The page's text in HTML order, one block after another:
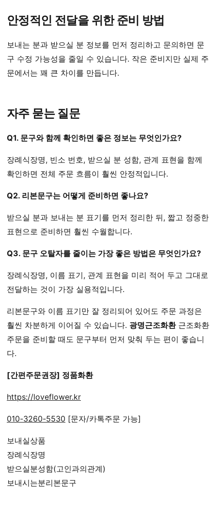
안정적인 전달을 위한 준비 방법
보내는 분과 받으실 분 정보를 먼저 정리하고 문의하면 문
구 수정 가능성을 줄일 수 있습니다. 작은 준비지만 실제 주
문에서는 꽤 큰 차이를 만듭니다.
자주 묻는 질문
Q1. 문구와 함께 확인하면 좋은 정보는 무엇인가요?
장례식장명, 빈소 번호, 받으실 분 성함, 관계 표현을 함께
확인하면 전체 주문 흐름이 훨씬 안정적입니다.
Q2. 리본문구는 어떻게 준비하면 좋나요?
받으실 분과 보내는 분 표기를 먼저 정리한 뒤, 짧고 정중한
표현으로 준비하면 훨씬 수월합니다.
Q3. 문구 오탈자를 줄이는 가장 좋은 방법은 무엇인가요?
장례식장명, 이름 표기, 관계 표현을 미리 적어 두고 그대로
전달하는 것이 가장 실용적입니다.
리본문구와 이름 표기만 잘 정리되어 있어도 주문 과정은
훨씬 차분하게 이어질 수 있습니다. 광명근조화환근조화환
주문을 준비할 때도 문구부터 먼저 맞춰 두는 편이 좋습니
다.
[간편주문권장] 정품화환
https://loveflower.kr
010-3260-5530 [문자/카톡주문 가능]
보내실상품
장례식장명
받으실분성함(고인과의관계)
보내시는분리본문구